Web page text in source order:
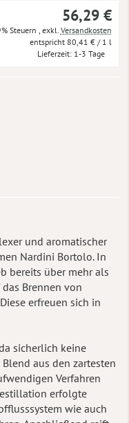
56,29 €
Steuern exkl. Versandkosten
80,41 € / 1 l
Lieferzeit 1-3 Tage
und aromatischer
Nardini Bortolo. In
bereits über mehr als
Brennen von
erfreuen sich in
sicherlich keine
aus den zartesten
Verfahren
erfolgte
wie auch